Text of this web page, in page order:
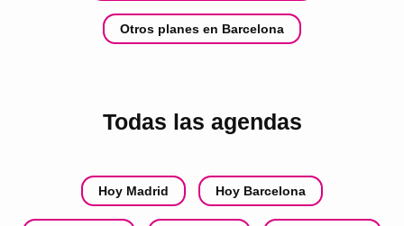
Otros planes en Barcelona
Todas las agendas
Hoy Madrid Hoy Barcelona